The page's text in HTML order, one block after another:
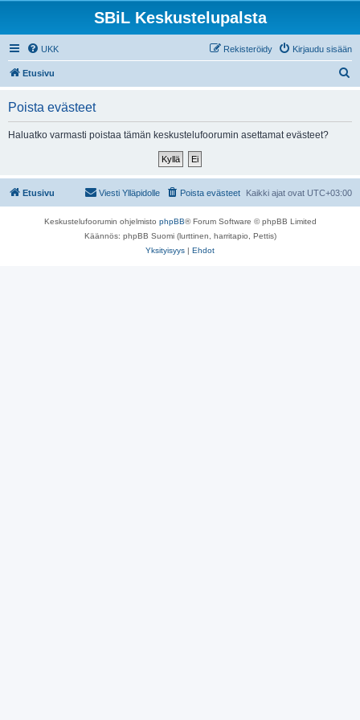
SBiL Keskustelupalsta
UKK Kirjaudu sisään
Rekisteröidy
Etusivu
Poista evästeet
Haluatko varmasti poistaa tämän keskustelufoorumin asettamat evästeet?
Etusivu Kaikki ajat ovat UTC+03:00
Poista evästeet
Viesti Ylläpidolle
Keskustelufoorumin ohjelmisto phpBB® Forum Software © phpBB Limited
Käännös: phpBB Suomi (lurttinen, harritapio, Pettis)
Yksityisyys | Ehdot